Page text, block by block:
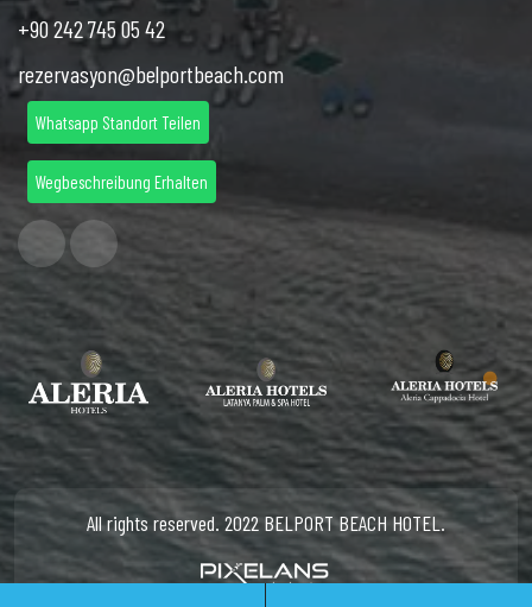
+90 242 745 05 42
rezervasyon@belportbeach.com
Whatsapp Standort Teilen
Wegbeschreibung Erhalten
All rights reserved. 2022 BELPORT BEACH HOTEL.